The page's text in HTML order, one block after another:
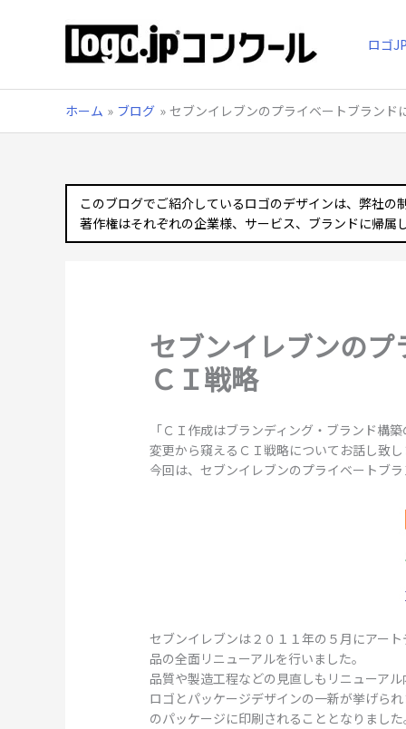
キ
プ
ロゴ
ホーム ブログ セブンイレブンのプライベートブランド
このブログでご紹介しているロゴのデザインは、弊社の
著作権はそれぞれの企業様、サービス、ブランドに帰属し
セブンイレブンの
ＣＩ戦略
「ＣＩ作成はブランディング・ブランド構
変更から窺えるＣＩ戦略についてお話し致し
今回は、セブンイレブンのプライベートブラ
セブンイレブンは２０１１年の５月にアー
品の全面リニューアルを行いました。
品質や製造工程などの見直しもリニューア
ロゴとパッケージデザインの一新が挙げら
のパッケージに印刷されることとなりました